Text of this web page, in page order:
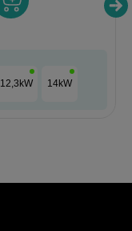
12,3kW 14kW